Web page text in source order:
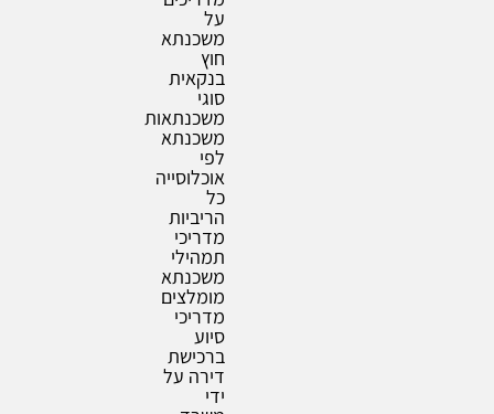
על
משכנתא
חוץ
בנקאית
סוגי
משכנתאות
משכנתא
לפי
אוכלוסייה
כל
הריביות
מדריכי
תמהילי
משכנתא
מומלצים
מדריכי
סיוע
ברכישת
דירה על
ידי